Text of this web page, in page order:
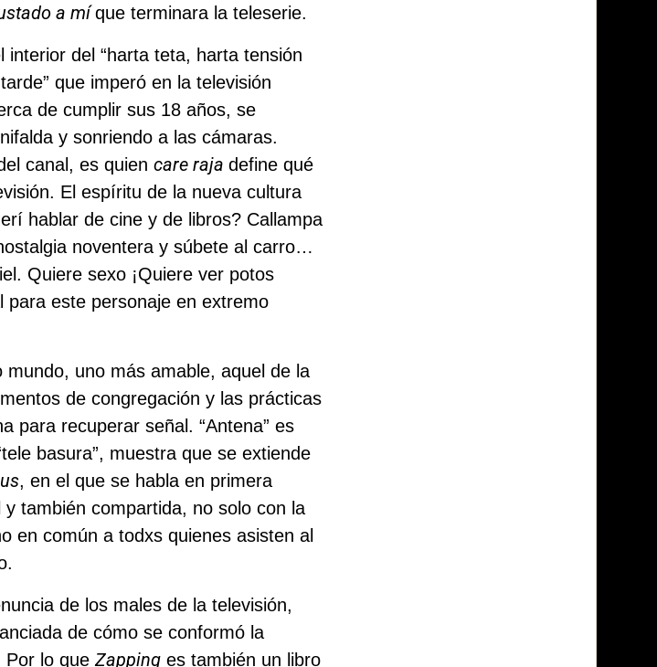
a míque terminara la teleserie.
interior del “harta teta, harta tensión
que imperó en la televisión
de cumplir sus 18 años, se
y sonriendo a las cámaras.
canal, es quiencare rajadefine qué
El espíritu de la nueva cultura
hablar de cine y de libros? Callampa
noventera y súbete al carro…
Quiere sexo ¡Quiere ver potos
para este personaje en extremo
mundo, uno más amable, aquel de la
de congregación y las prácticas
para recuperar señal. “Antena” es
basura”, muestra que se extiende
, en el que se habla en primera
también compartida, no solo con la
en común a todxs quienes asisten al
de los males de la televisión,
de cómo se conformó la
Por lo queZapping es también un libro